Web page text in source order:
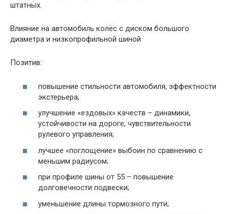
штатных.
Влияние на автомобиль колёс с диском большого
диаметра и низкопрофильной шиной
Позитив:
повышение стильности автомобиля, эффектности
экстерьера;
улучшение «ездовых» качеств – динамики,
устойчивости на дороге, чувствительности
рулевого управления;
лучшее «поглощение» выбоин по сравнению с
меньшим радиусом;
при профиле шины от 55 – повышение
долговечности подвески;
уменьшение длины тормозного пути;